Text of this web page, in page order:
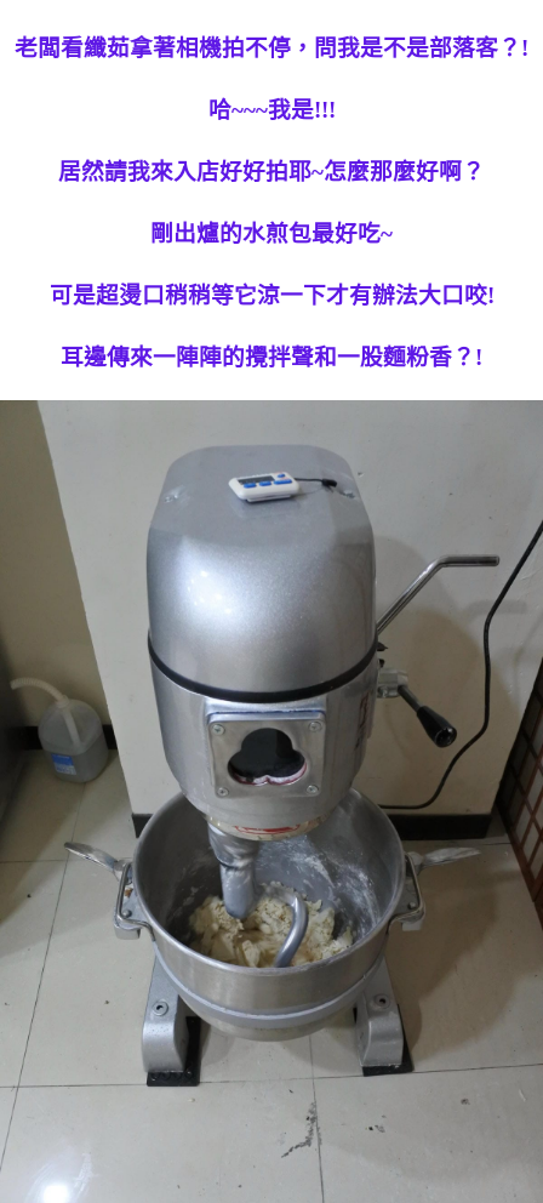
老闆看纖茹拿著相機拍不停，問我是不是部落客？!
哈~~~我是!!!
居然請我來入店好好拍耶~怎麼那麼好啊？
剛出爐的水煎包最好吃~
可是超燙口稍稍等它涼一下才有辦法大口咬!
耳邊傳來一陣陣的攪拌聲和一股麵粉香？!